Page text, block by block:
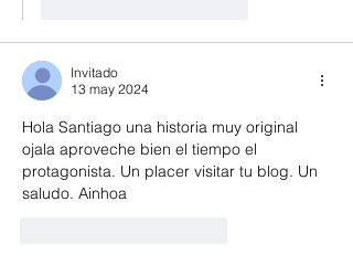
Invitado
13 may 2024
Hola Santiago una historia muy original
ojala aproveche bien el tiempo el
protagonista. Un placer visitar tu blog. Un
saludo. Ainhoa